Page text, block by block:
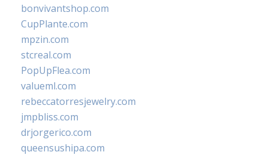
bonvivantshop.com
CupPlante.com
mpzin.com
stcreal.com
PopUpFlea.com
valueml.com
rebeccatorresjewelry.com
jmpbliss.com
drjorgerico.com
queensushipa.com